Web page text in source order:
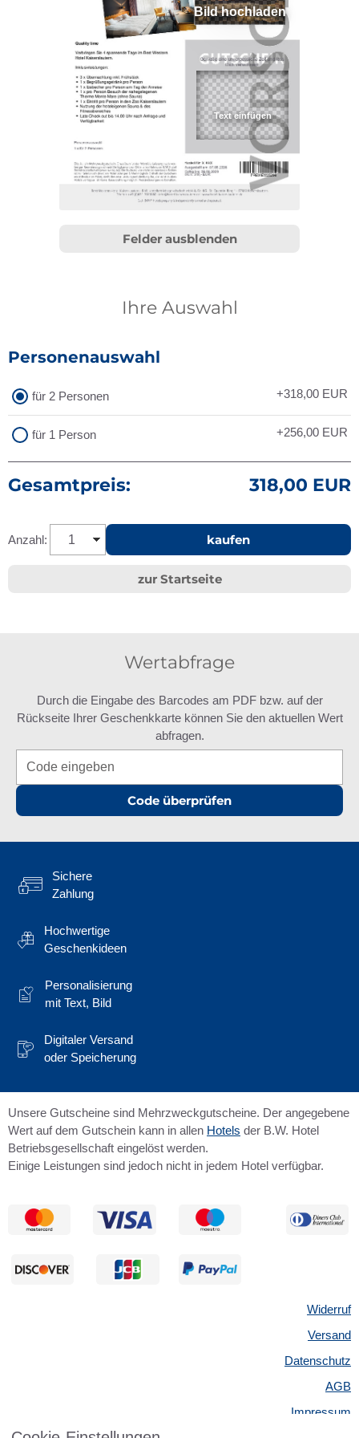
Bild hochladen
Felder ausblenden
Ihre Auswahl
Personenauswahl
für 2 Personen +318,00 EUR
für 1 Person +256,00 EUR
Gesamtpreis: 318,00 EUR
Anzahl: kaufen
zur Startseite
Wertabfrage
Durch die Eingabe des Barcodes am PDF bzw. auf der
Rückseite Ihrer Geschenkkarte können Sie den aktuellen Wert
abfragen.
Code überprüfen
Sichere
Zahlung
Hochwertige
Geschenkideen
Personalisierung
mit Text, Bild
Digitaler Versand
oder Speicherung
Unsere Gutscheine sind Mehrzweckgutscheine. Der angegebene
Wert auf dem Gutschein kann in allen Hotels der B.W. Hotel
Betriebsgesellschaft eingelöst werden.
Einige Leistungen sind jedoch nicht in jedem Hotel verfügbar.
Widerruf
Versand
Datenschutz
AGB
Impressum